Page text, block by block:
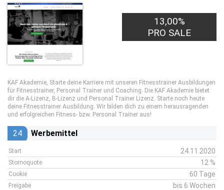
30,00€
PRO LEAD
13,00%
PRO SALE
KAF Akademie, Starte deine Karriere mit unseren Fitnesstrainer Ausbildungen
für Fitnesstrainer, Personal Trainer und Coaching. Die KAF Akademie bietet
dir die A-Lizenz, B-Lizenz und Personal Trainer Lizenz. Starte noch heute
deine Fitnesstrainer Ausbildung. Wir bilden dich zu einem herausragenden
und erfolgreichen Fitness- bzw. Personal Trainer aus!
24 Werbemittel
Start 24.11.2020
Stornoquote 12 %
Cookie 60 Tage
Freigabe bis 6 Wochen